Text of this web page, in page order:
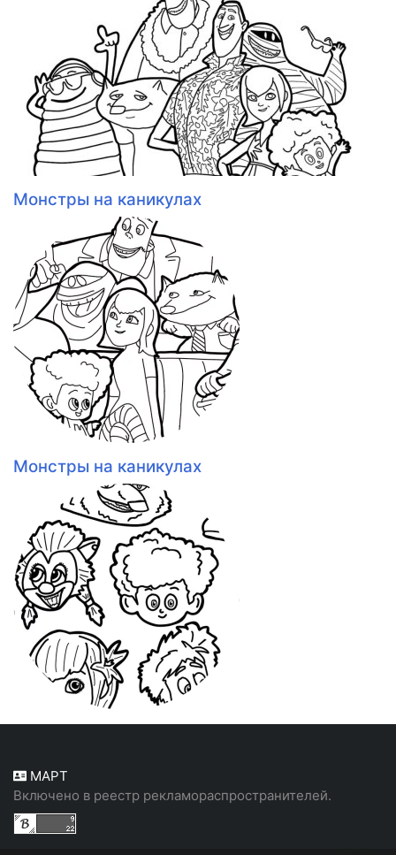
Монстры на каникулах
Монстры на каникулах
МАРТ
Включено в реестр рекламораспространителей.